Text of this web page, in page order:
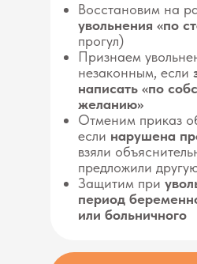
Восстановим на
увольнения «по
прогул)
Признаем
незаконным, если
написать «по
желанию»
Отменим приказ
если нарушена
взяли
предложили
Защитим при
период
или больничного